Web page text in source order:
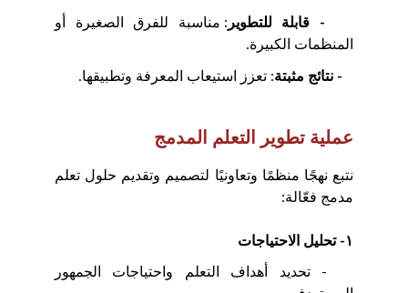
- قابلة للتطوير : مناسبة للفرق الصغيرة أو
المنظمات الكبيرة.
- نتائج مثبتة: تعزز استيعاب المعرفة وتطبيقها.
عملية تطوير التعلم المدمج
نتبع نهجًا منظمًا وتعاونيًا لتصميم وتقديم حلول تعلم
مدمج فعّالة:
١- تحليل الاحتياجات
- تحديد أهداف التعلم واحتياجات الجمهور